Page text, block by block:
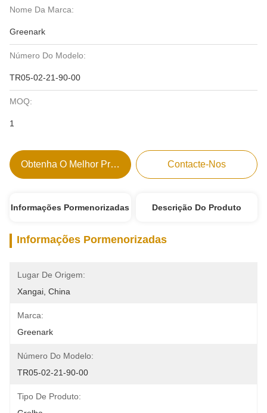
Nome Da Marca:
Greenark
Número Do Modelo:
TR05-02-21-90-00
MOQ:
1
Obtenha O Melhor Preço Contacte-Nos
Informações Pormenorizadas Descrição Do Produto
Informações Pormenorizadas
Lugar De Origem:
Xangai, China
Marca:
Greenark
Número Do Modelo:
TR05-02-21-90-00
Tipo De Produto: